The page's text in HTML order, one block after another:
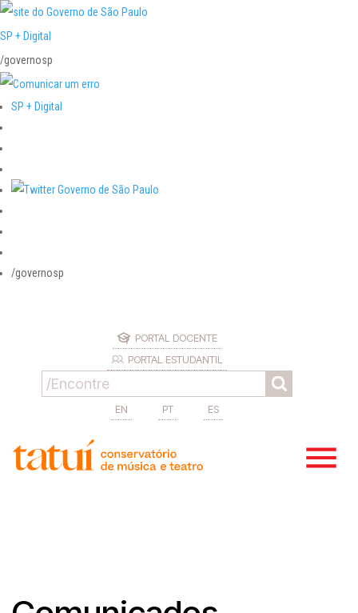
SP + Digital
/governosp
SP + Digital
/governosp
PORTAL DOCENTE
PORTAL ESTUDANTIL
EN PT ES